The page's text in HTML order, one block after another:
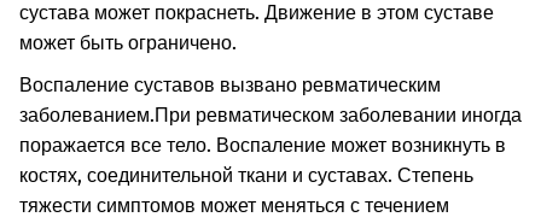
сустава может покраснеть. Движение в этом суставе
может быть ограничено.
Воспаление суставов вызвано ревматическим
заболеванием.При ревматическом заболевании иногда
поражается все тело. Воспаление может возникнуть в
костях, соединительной ткани и суставах. Степень
тяжести симптомов может меняться с течением